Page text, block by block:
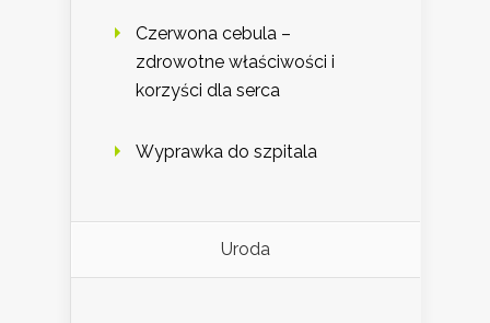
Czerwona cebula –
zdrowotne właściwości i
korzyści dla serca
Wyprawka do szpitala
Uroda